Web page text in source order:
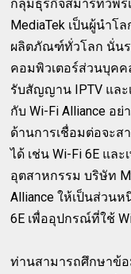
กลุ่มธุรกิจสมาร์ทีวีพรี
MediaTek เป็นผู้นำโ
ผลิตภัณฑ์ทั่วโลก นั่น
คอมพิวเตอร์ส่วนบุคค
รับสัญญาน IPTV และ
กับ Wi-Fi Alliance อ
ด้านการเชื่อมต่อจะ
ได้ เช่น Wi-Fi 6E แล
อุตสาหกรรม บริษัท
Alliance ให้เป็นส่วน
6E เพื่ออุปกรณ์ที่ใช้
ท่านสามารถศึกษาข้